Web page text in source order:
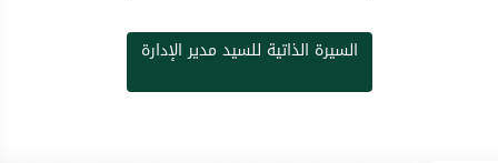
السيرة الذاتية للسيد مدير الإدارة